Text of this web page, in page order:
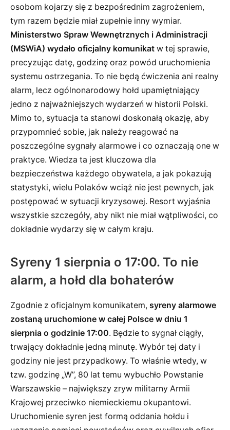
osobom kojarzy się z bezpośrednim zagrożeniem,
tym razem będzie miał zupełnie inny wymiar.
Ministerstwo Spraw Wewnętrznych i Administracji
(MSWiA) wydało oficjalny komunikat w tej sprawie,
precyzując datę, godzinę oraz powód uruchomienia
systemu ostrzegania. To nie będą ćwiczenia ani realny
alarm, lecz ogólnonarodowy hołd upamiętniający
jedno z najważniejszych wydarzeń w historii Polski.
Mimo to, sytuacja ta stanowi doskonałą okazję, aby
przypomnieć sobie, jak należy reagować na
poszczególne sygnały alarmowe i co oznaczają one w
praktyce. Wiedza ta jest kluczowa dla
bezpieczeństwa każdego obywatela, a jak pokazują
statystyki, wielu Polaków wciąż nie jest pewnych, jak
postępować w sytuacji kryzysowej. Resort wyjaśnia
wszystkie szczegóły, aby nikt nie miał wątpliwości, co
dokładnie wydarzy się w całym kraju.
Syreny 1 sierpnia o 17:00. To nie
alarm, a hołd dla bohaterów
Zgodnie z oficjalnym komunikatem, syreny alarmowe
zostaną uruchomione w całej Polsce w dniu 1
sierpnia o godzinie 17:00. Będzie to sygnał ciągły,
trwający dokładnie jedną minutę. Wybór tej daty i
godziny nie jest przypadkowy. To właśnie wtedy, w
tzw. godzinę „W”, 80 lat temu wybuchło Powstanie
Warszawskie – największy zryw militarny Armii
Krajowej przeciwko niemieckiemu okupantowi.
Uruchomienie syren jest formą oddania hołdu i